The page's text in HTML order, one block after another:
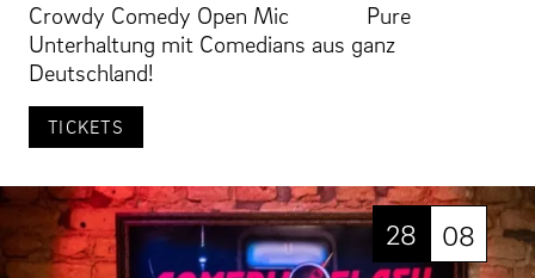
Crowdy Comedy Open Mic Pure
Unterhaltung mit Comedians aus ganz
Deutschland!
TICKETS
28 08